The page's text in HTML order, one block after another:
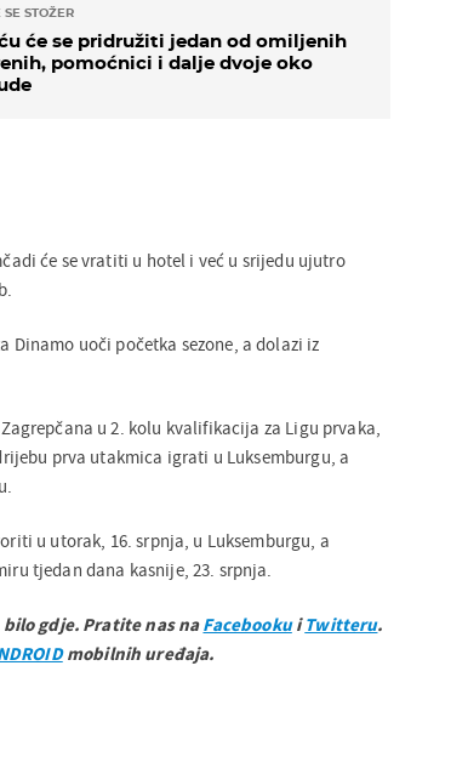
SE STOŽER
će se pridružiti jedan od omiljenih
pomoćnici i dalje dvoje oko
će se vratiti u hotel i već u srijedu ujutro
Dinamo uoči početka sezone, a dolazi iz
u 2. kolu kvalifikacija za Ligu prvaka,
prva utakmica igrati u Luksemburgu, a
u utorak, 16. srpnja, u Luksemburgu, a
tjedan dana kasnije, 23. srpnja.
gdje. Pratite nas naFacebookuiTwitteru.
mobilnih uređaja.